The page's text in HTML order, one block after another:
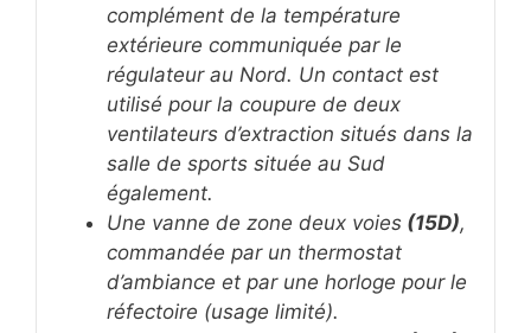
complément de la température
extérieure communiquée par le
régulateur au Nord. Un contact est
utilisé pour la coupure de deux
ventilateurs d’extraction situés dans la
salle de sports située au Sud
également.
Une vanne de zone deux voies (15D),
commandée par un thermostat
d’ambiance et par une horloge pour le
réfectoire (usage limité).